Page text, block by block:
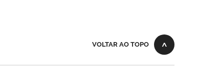
VOLTAR AO TOPO